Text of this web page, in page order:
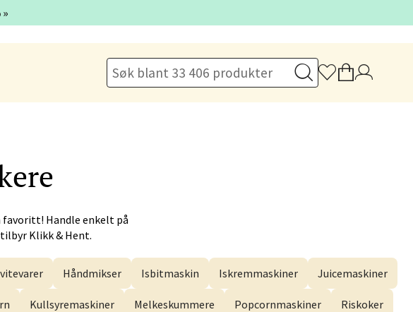
favoritt! Handle enkelt på
Klikk & Hent.
Håndmikser Isbitmaskin Iskremmaskiner Juicemaskiner
Kullsyremaskiner Melkeskummere Popcornmaskiner Riskoker
Velg
Velg